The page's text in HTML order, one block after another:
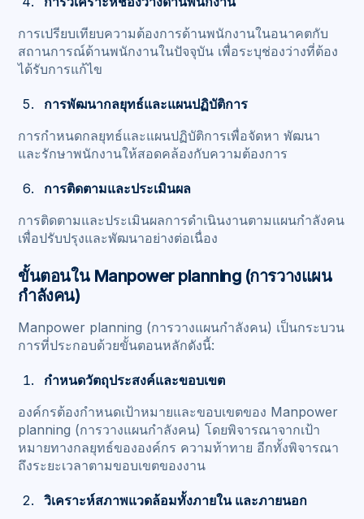
การเปรียบเทียบความต้องการด้านพนักงานในอนาคตกับ
สถานการณ์ด้านพนักงานในปัจจุบัน เพื่อระบุช่องว่างที่ต้อง
ได้รับการแก้ไข
การพัฒนากลยุทธ์และแผนปฏิบัติการ
การกำหนดกลยุทธ์และแผนปฏิบัติการเพื่อจัดหา พัฒนา
และรักษาพนักงานให้สอดคล้องกับความต้องการ
การติดตามและประเมินผล
การติดตามและประเมินผลการดำเนินงานตามแผนกำลังคน
เพื่อปรับปรุงและพัฒนาอย่างต่อเนื่อง
ขั้นตอนใน Manpower planning (การวางแผน
กำลังคน)
Manpower planning (การวางแผนกำลังคน) เป็นกระบวน
การที่ประกอบด้วยขั้นตอนหลักดังนี้:
กำหนดวัตถุประสงค์และขอบเขต
องค์กรต้องกำหนดเป้าหมายและขอบเขตของ Manpower
planning (การวางแผนกำลังคน) โดยพิจารณาจากเป้า
หมายทางกลยุทธ์ขององค์กร ความท้าทาย อีกทั้งพิจารณา
ถึงระยะเวลาตามขอบเขตของงาน
วิเคราะห์สภาพแวดล้อมทั้งภายใน และภายนอก